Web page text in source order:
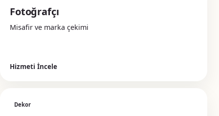
Fotoğrafçı
Misafir ve marka çekimi
Hizmeti İncele
Dekor